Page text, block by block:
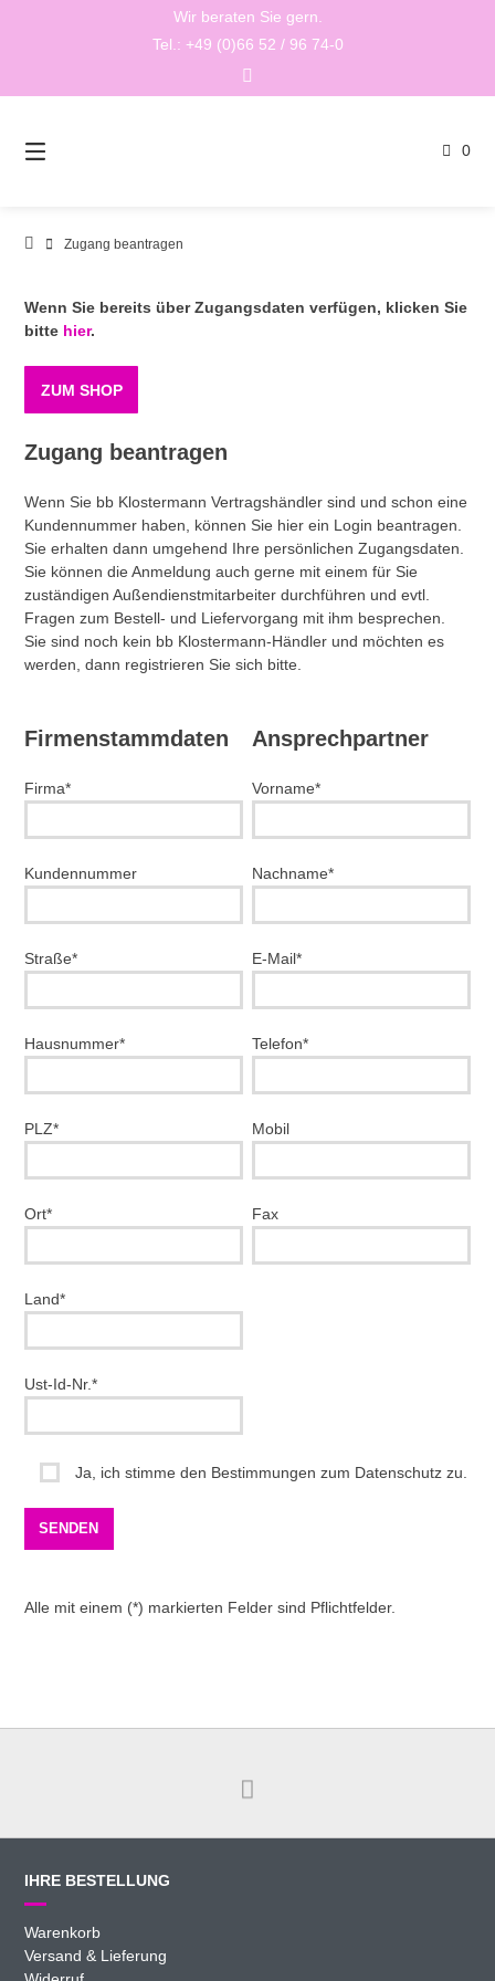
Wir beraten Sie gern.
Tel.: +49 (0)66 52 / 96 74-0
0
Zugang beantragen
Wenn Sie bereits über Zugangsdaten verfügen, klicken Sie
bitte hier.
ZUM SHOP
Zugang beantragen
Wenn Sie bb Klostermann Vertragshändler sind und schon eine
Kundennummer haben, können Sie hier ein Login beantragen.
Sie erhalten dann umgehend Ihre persönlichen Zugangsdaten.
Sie können die Anmeldung auch gerne mit einem für Sie
zuständigen Außendienstmitarbeiter durchführen und evtl.
Fragen zum Bestell- und Liefervorgang mit ihm besprechen.
Sie sind noch kein bb Klostermann-Händler und möchten es
werden, dann registrieren Sie sich bitte.
Firmenstammdaten
Firma*
Kundennummer
Straße*
Hausnummer*
PLZ*
Ort*
Land*
Ust-Id-Nr.*
Ansprechpartner
Vorname*
Nachname*
E-Mail*
Telefon*
Mobil
Fax
Ja, ich stimme den Bestimmungen zum Datenschutz zu.
Alle mit einem (*) markierten Felder sind Pflichtfelder.
IHRE BESTELLUNG
Warenkorb
Versand & Lieferung